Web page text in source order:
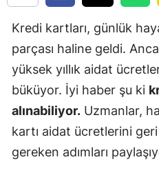
Kredi kartları, günlük
parçası haline geldi.
yüksek yıllık aidat
büküyor. İyi haber şu ki
alınabiliyor. Uzmanlar,
kartı aidat ücretlerini
gereken adımları